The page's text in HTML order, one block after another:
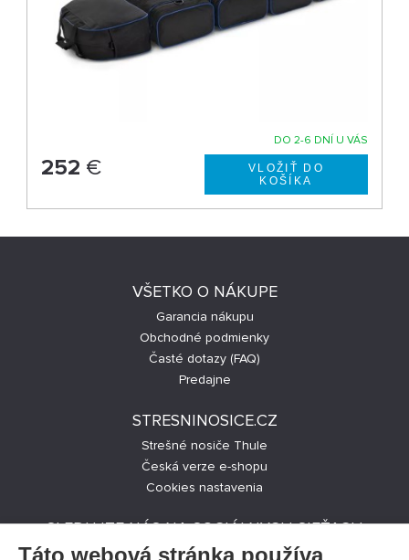
DO 2-6 DNÍ U VÁS
252 €
VŠETKO O NÁKUPE
Garancia nákupu
Obchodné podmienky
Časté dotazy (FAQ)
Predajne
STRESNINOSICE.CZ
Strešné nosiče Thule
Česká verze e-shopu
Cookies nastavenia
SLEDUJTE NÁS NA SOCIÁLNYCH SIEŤACH
Táto webová stránka používa